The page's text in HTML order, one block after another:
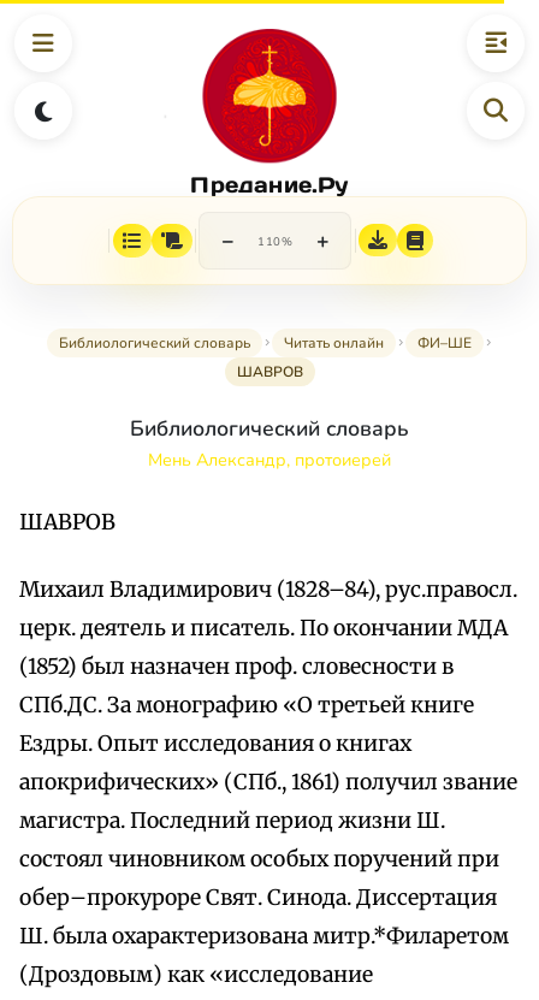
Предание.Ру
− 110% +
Библиологический словарь Читать онлайн
ФИ–ШЕ
ШАВРОВ
Библиологический словарь
Мень Александр, протоиерей
ШАВРОВ
Михаил Владимирович (1828–84), рус.правосл.
церк. деятель и писатель. По окончании МДА
(1852) был назначен проф. словесности в
СПб.ДС. За монографию «О третьей книге
Ездры. Опыт исследования о книгах
апокрифических» (СПб., 1861) получил звание
магистра. Последний период жизни Ш.
состоял чиновником особых поручений при
обер–прокуроре Свят. Синода. Диссертация
Ш. была охарактеризована митр.*Филаретом
(Дроздовым) как «исследование